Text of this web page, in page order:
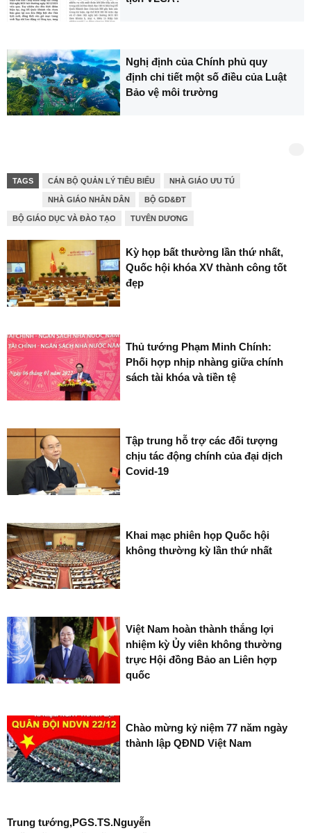
Nghị định của Chính phủ quy
định chi tiết một số điều của Luật
Bảo vệ môi trường
TAGS CÁN BỘ QUẢN LÝ TIÊU BIỂU NHÀ GIÁO ƯU TÚ
NHÀ GIÁO NHÂN DÂN BỘ GD&ĐT
BỘ GIÁO DỤC VÀ ĐÀO TẠO TUYÊN DƯƠNG
Kỳ họp bất thường lần thứ nhất,
Quốc hội khóa XV thành công tốt
đẹp
Thủ tướng Phạm Minh Chính:
Phối hợp nhịp nhàng giữa chính
sách tài khóa và tiền tệ
Tập trung hỗ trợ các đối tượng
chịu tác động chính của đại dịch
Covid-19
Khai mạc phiên họp Quốc hội
không thường kỳ lần thứ nhất
Việt Nam hoàn thành thắng lợi
nhiệm kỳ Ủy viên không thường
trực Hội đồng Bảo an Liên hợp
quốc
Chào mừng kỷ niệm 77 năm ngày
thành lập QĐND Việt Nam
Trung tướng,PGS.TS.Nguyễn